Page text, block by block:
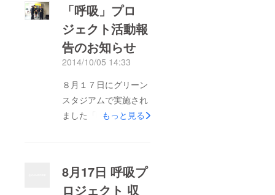
戦う「DIRTY OLD
MEN」 栃木に生きる
人間として、誇りを
もって「栃木SC」と
を応援していきます。
「呼吸」プロ
ジェクト活動報
告のお知らせ
2014/10/05 14:33
８月１７日にグリーン
スタジアムで実施され
ました「呼吸」プロ
様へとお礼を申し上げ
ます。本当にありがと
もっと見る
8月17日 呼吸プ
ロジェクト 収